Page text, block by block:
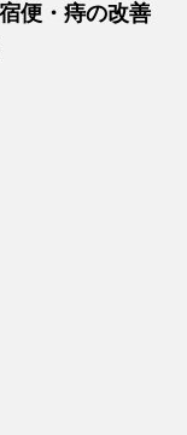
便・痔の改善